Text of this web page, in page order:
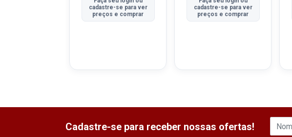
cadastre-se para ver
preços e comprar
cadastre-se para ver
preços e comprar
Cadastre-se para receber nossas ofertas!